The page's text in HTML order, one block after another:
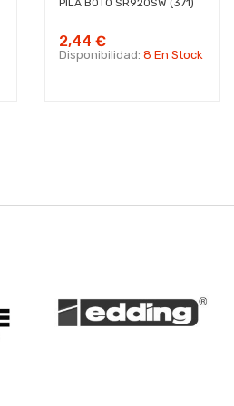
PILA BOTO SR920SW (371)
2,44 €
Disponibilidad: 8 En Stock